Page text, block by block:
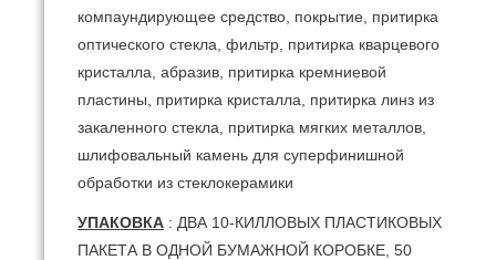
компаундирующее средство, покрытие, притирка
оптического стекла, фильтр, притирка кварцевого
кристалла, абразив, притирка кремниевой
пластины, притирка кристалла, притирка линз из
закаленного стекла, притирка мягких металлов,
шлифовальный камень для суперфинишной
обработки из стеклокерамики
УПАКОВКА : ДВА 10-КИЛЛОВЫХ ПЛАСТИКОВЫХ
ПАКЕТА В ОДНОЙ БУМАЖНОЙ КОРОБКЕ, 50